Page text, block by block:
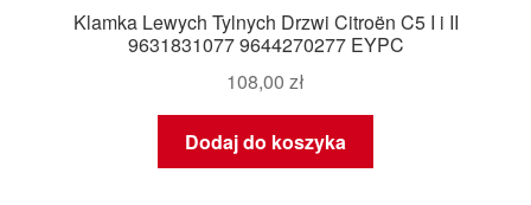
Klamka Lewych Tylnych Drzwi Citroën C5 I i II
9631831077 9644270277 EYPC
108,00 zł
Dodaj do koszyka